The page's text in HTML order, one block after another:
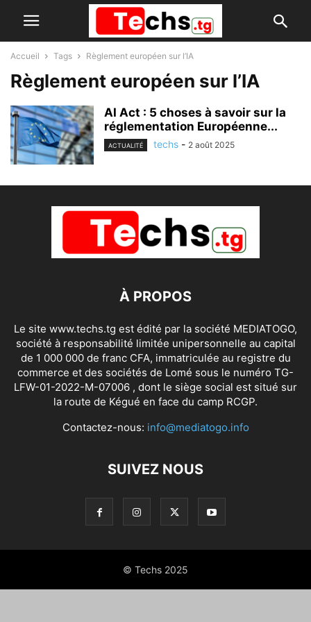
Accueil Tags Règlement européen sur l’IA
Règlement européen sur l’IA
AI Act : 5 choses à savoir sur la
réglementation Européenne...
ACTUALITÉ techs - 2 août 2025
À PROPOS
Le site www.techs.tg est édité par la société MEDIATOGO,
société à responsabilité limitée unipersonnelle au capital
de 1 000 000 de franc CFA, immatriculée au registre du
commerce et des sociétés de Lomé sous le numéro TG-
LFW-01-2022-M-07006 , dont le siège social est situé sur
la route de Kégué en face du camp RCGP.
Contactez-nous: info@mediatogo.info
SUIVEZ NOUS
© Techs 2025